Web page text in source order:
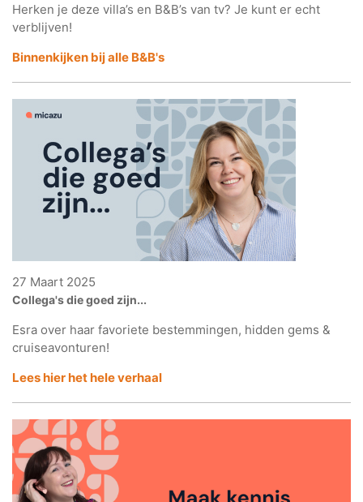
Herken je deze villa’s en B&B’s van tv? Je kunt er echt
verblijven!
Binnenkijken bij alle B&B's
27 Maart 2025
Collega's die goed zijn...
Esra over haar favoriete bestemmingen, hidden gems &
cruiseavonturen!
Lees hier het hele verhaal